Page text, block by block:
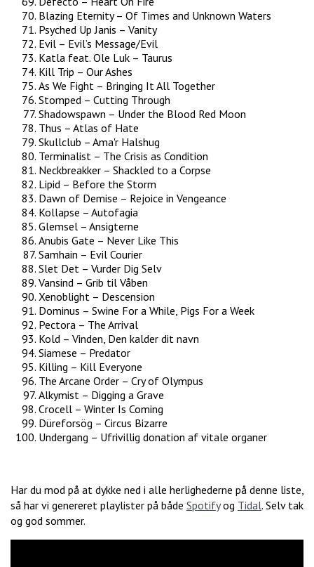
Blazing Eternity – Of Times and Unknown Waters
Psyched Up Janis – Vanity
Evil – Evil’s Message/Evil
Katla feat. Ole Luk – Taurus
Kill Trip – Our Ashes
As We Fight – Bringing It All Together
Stomped – Cutting Through
Shadowspawn – Under the Blood Red Moon
Thus – Atlas of Hate
Skullclub – Ama'r Halshug
Terminalist – The Crisis as Condition
Neckbreakker – Shackled to a Corpse
Lipid – Before the Storm
Dawn of Demise – Rejoice in Vengeance
Kollapse – Autofagia
Glemsel – Ansigterne
Anubis Gate – Never Like This
Samhain – Evil Courier
Slet Det – Vurder Dig Selv
Vansind – Grib til Våben
Xenoblight – Descension
Dominus – Swine For a While, Pigs For a Week
Pectora – The Arrival
Kold – Vinden, Den kalder dit navn
Siamese – Predator
Killing – Kill Everyone
The Arcane Order – Cry of Olympus
Alkymist – Digging a Grave
Crocell – Winter Is Coming
Düreforsög – Circus Bizarre
Undergang – Ufrivillig donation af vitale organer
Har du mod på at dykke ned i alle herlighederne på denne liste,
så har vi genereret playlister på både Spotifyog Tidal. Selv tak
og god sommer.